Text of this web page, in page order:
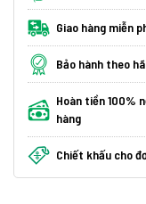
Giao hàng miễn
Bảo hành theo
Hoàn tiền 100%
hàng
Chiết khấu cho